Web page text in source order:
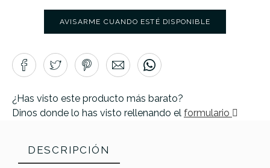
AVISARME CUANDO ESTÉ DISPONIBLE
¿Has visto este producto más barato?
Dinos donde lo has visto rellenando el formulario
DESCRIPCIÓN